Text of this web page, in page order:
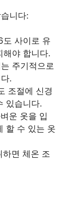
니다:
사이로 유
해야 합니다.
주기적으로
.
조절에 신경
있습니다.
운 옷을 입
할 수 있는 옷
하면 체온 조